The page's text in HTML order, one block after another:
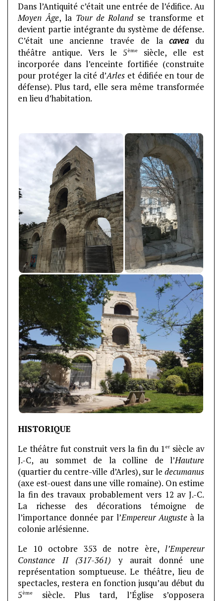
Dans l’Antiquité c’était une entrée de l’édifice. Au
Moyen Âge, la Tour de Roland se transforme et
devient partie intégrante du système de défense.
C’était une ancienne travée de lacavea du
théâtre antique. Vers le 5ème
siècle, elle est
incorporée dans l’enceinte fortifiée (construite
pour protéger la cité d’Arles et édifiée en tour de
défense). Plus tard, elle sera même transformée
en lieu d’habitation.
HISTORIQUE
Le théâtre fut construit vers la fin du 1er siècle av
J.-C, au sommet de la colline de l’Hauture
(quartier du centre-ville d’Arles), sur le decumanus
(axe est-ouest dans une ville romaine). On estime
la fin des travaux probablement vers 12 av J.-C.
La richesse des décorations témoigne de
l’importance donnée par l’Empereur Auguste à la
colonie arlésienne.
Le 10 octobre 353 de notre ère, l’Empereur
Constance II (317-361) y aurait donné une
représentation somptueuse. Le théâtre, lieu de
spectacles, restera en fonction jusqu’au début du
5ème
siècle. Plus tard, l’Église s’opposera